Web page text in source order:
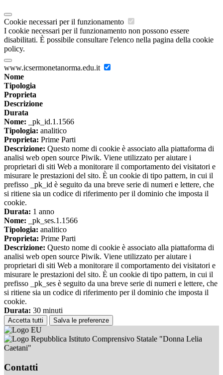
Cookie necessari per il funzionamento
I cookie necessari per il funzionamento non possono essere
disabilitati. È possibile consultare l'elenco nella pagina della cookie
policy.
www.icsermonetanorma.edu.it
Nome
Tipologia
Proprieta
Descrizione
Durata
Nome: _pk_id.1.1566
Tipologia: analitico
Proprieta: Prime Parti
Descrizione: Questo nome di cookie è associato alla piattaforma di
analisi web open source Piwik. Viene utilizzato per aiutare i
proprietari di siti Web a monitorare il comportamento dei visitatori e
misurare le prestazioni del sito. È un cookie di tipo pattern, in cui il
prefisso _pk_id è seguito da una breve serie di numeri e lettere, che
si ritiene sia un codice di riferimento per il dominio che imposta il
cookie.
Durata: 1 anno
Nome: _pk_ses.1.1566
Tipologia: analitico
Proprieta: Prime Parti
Descrizione: Questo nome di cookie è associato alla piattaforma di
analisi web open source Piwik. Viene utilizzato per aiutare i
proprietari di siti Web a monitorare il comportamento dei visitatori e
misurare le prestazioni del sito. È un cookie di tipo pattern, in cui il
prefisso _pk_ses è seguito da una breve serie di numeri e lettere, che
si ritiene sia un codice di riferimento per il dominio che imposta il
cookie.
Durata: 30 minuti
Accetta tutti Salva le preferenze
Istituto Comprensivo Statale "Donna Lelia
Caetani"
Contatti